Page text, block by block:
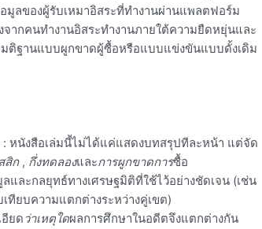
มูลของผู้รับเหมาอิสระที่ทำงานผ่านแพลตฟอร์ม
ากคนทำงานอิสระทำงานภายใต้ความยืดหยุ่นและ
ติฐานแบบผูกขาดผู้ซื้อหรือแบบแข่งขันแบบดั้งเดิม
: หนังสือเล่มนี้ไม่ได้แค่แสดงบทสรุปทีละหน้า แต่จัด
สิก, กึ่งทดลองและการผูกขาดการซื้อ
ลและกลยุทธ์ทางเศรษฐมิติที่ใช้ไว้อย่างชัดเจน (เช่น
ทียบความแตกต่างระหว่างคู่เขต)
อียดว่าเหตุใดผลการศึกษาในอดีตจึงแตกต่างกัน